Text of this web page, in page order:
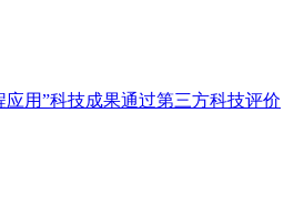
用”科技成果通过第三方科技评价